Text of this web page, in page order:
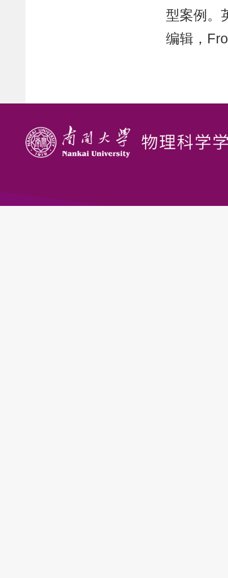
型案例。
编辑，